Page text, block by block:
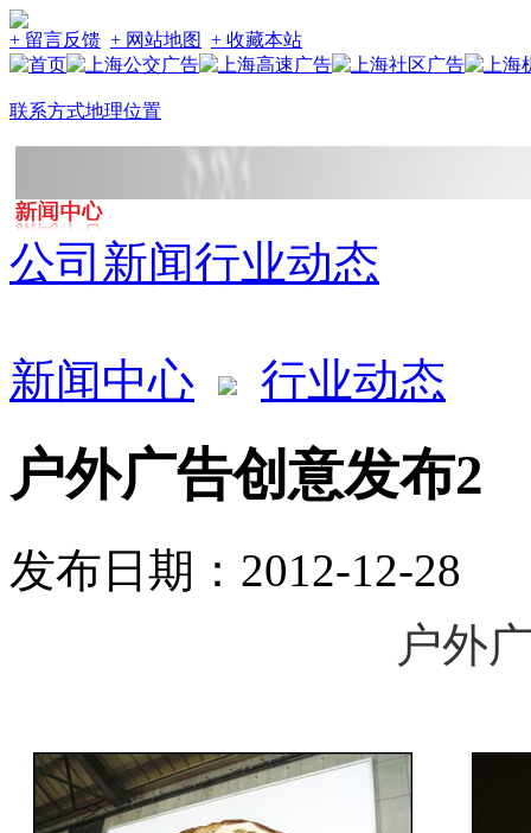
+ 留言反馈 + 网站地图 + 收藏本站
联系方式地理位置
公司新闻行业动态
新闻中心 行业动态
户外广告创意发布2
发布日期：2012-12-28
户外